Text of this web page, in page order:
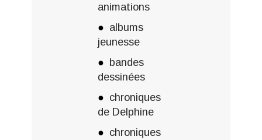
animations
albums
jeunesse
bandes
dessinées
chroniques
de Delphine
chroniques